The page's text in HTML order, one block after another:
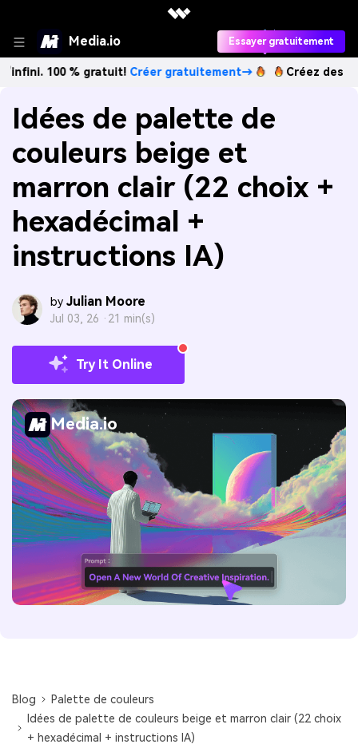
Media.io Essayer gratuitement
% gratuit!Créer gratuitement→ Créez des images IA
Idées de palette de
couleurs beige et
marron clair (22 choix +
hexadécimal +
instructions IA)
by Julian Moore
Jul 03, 26 · 21 min(s)
Try It Online
Media.io
Blog
Palette de couleurs
Idées de palette de couleurs beige et marron clair (22 choix
+ hexadécimal + instructions IA)